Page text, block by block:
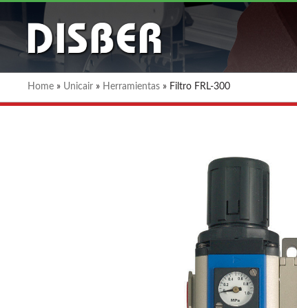
Home » Unicair » Herramientas » Filtro FRL-300